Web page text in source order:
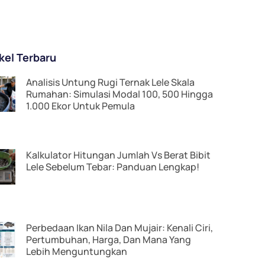
Terbaru
Analisis Untung Rugi Ternak Lele Skala
Rumahan: Simulasi Modal 100, 500 Hingga
1.000 Ekor Untuk Pemula
Kalkulator Hitungan Jumlah Vs Berat Bibit
Lele Sebelum Tebar: Panduan Lengkap!
Perbedaan Ikan Nila Dan Mujair: Kenali Ciri,
Pertumbuhan, Harga, Dan Mana Yang
Lebih Menguntungkan